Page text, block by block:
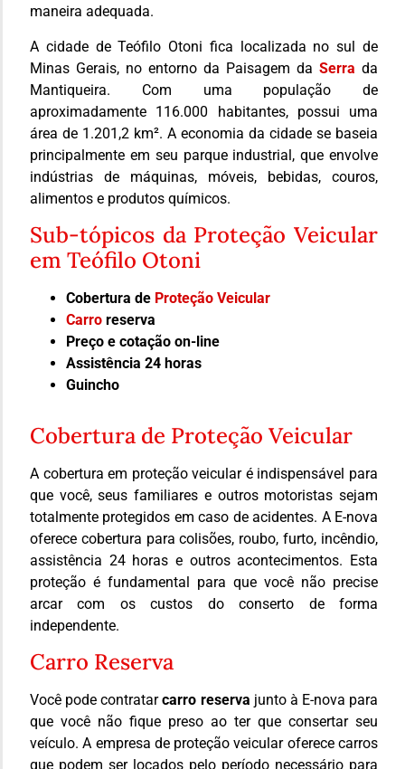
maneira adequada.
A cidade de Teófilo Otoni fica localizada no sul de
Minas Gerais, no entorno da Paisagem da Serra da
Mantiqueira. Com uma população de
aproximadamente 116.000 habitantes, possui uma
área de 1.201,2 km². A economia da cidade se baseia
principalmente em seu parque industrial, que envolve
indústrias de máquinas, móveis, bebidas, couros,
alimentos e produtos químicos.
Sub-tópicos da Proteção Veicular
em Teófilo Otoni
Cobertura de Proteção Veicular
Carro reserva
Preço e cotação on-line
Assistência 24 horas
Guincho
Cobertura de Proteção Veicular
A cobertura em proteção veicular é indispensável para
que você, seus familiares e outros motoristas sejam
totalmente protegidos em caso de acidentes. A E-nova
oferece cobertura para colisões, roubo, furto, incêndio,
assistência 24 horas e outros acontecimentos. Esta
proteção é fundamental para que você não precise
arcar com os custos do conserto de forma
independente.
Carro Reserva
Você pode contratarcarro reserva junto à E-nova para
que você não fique preso ao ter que consertar seu
veículo. A empresa de proteção veicular oferece carros
que podem ser locados pelo período necessário para